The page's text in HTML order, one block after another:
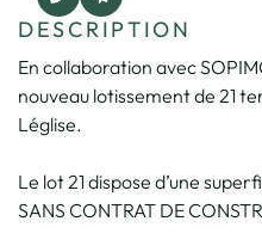
DESCRIPTION
En collaboration avec
nouveau lotissement de 21
Léglise.
Le lot 21 dispose d’une
SANS CONTRAT DE